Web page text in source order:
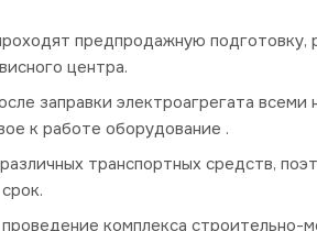
предпродажную подготовку,
центра.
заправки электроагрегата
к работе оборудование .
транспортных средств,
комплекса